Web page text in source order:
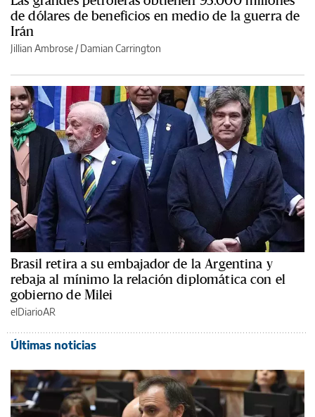
de dólares de beneficios en medio de la guerra de
Irán
Jillian Ambrose / Damian Carrington
Brasil retira a su embajador de la Argentina y
rebaja al mínimo la relación diplomática con el
gobierno de Milei
elDiarioAR
Últimas noticias